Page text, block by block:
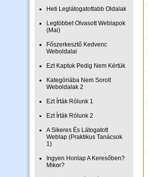
Heti Leglátogatottabb Oldalak
Legtöbbet Olvasott Weblapok
(Mai)
Főszerkesztő Kedvenc
Weboldalai
Ezt Kaptuk Pedig Nem Kértük
Kategóriába Nem Sorolt
Weboldalak 2
Ezt Írták Rólunk 1
Ezt Írták Rólunk 2
A Sikeres És Látogatott
Weblap (Praktikus Tanácsok
1)
Ingyen Honlap A Keresőben?
Mikor?